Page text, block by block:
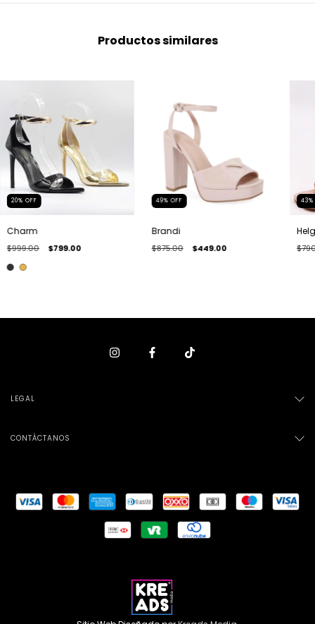
Productos similares
20% OFF
Charm
$999.00 $799.00
49%OFF
Brandi
$875.00 $449.00
43%
LEGAL
CONTÁCTANOS